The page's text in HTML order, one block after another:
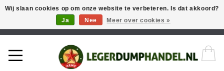
Welkom in onze webshop! Als u een product zoekt en deze niet kan
vinden in de webwinkel, neem vooral contact op!
Wij slaan cookies op om onze website te verbeteren. Is dat akkoord?
Ja
Nee Meer over cookies »